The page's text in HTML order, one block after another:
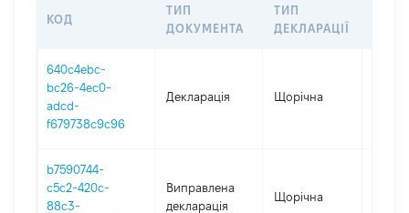
КОД
ТИП
ДОКУМЕНТА
ТИП
ДЕКЛАРАЦІЇ
640c4ebc-
bc26-4ec0-
adcd-
f679738c9c96
Декларація Щорічна
b7590744-
c5c2-420c-
88c3-
Виправлена
декларація
Щорічна